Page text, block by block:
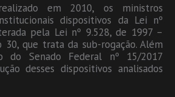
em 2010, os ministros
dispositivos da Lei nº
pela Lei nº 9.528, de 1997 –
que trata da sub-rogação. Além
do Senado Federal nº 15/2017
desses dispositivos analisados